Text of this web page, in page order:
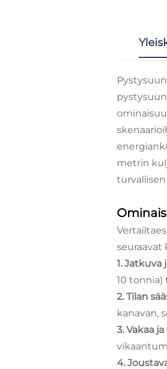
metrin
seuraavat
1. Jatkuva
10 tonnia)
2. Tilan
kanavan,
3. Vakaa
4.